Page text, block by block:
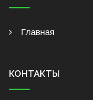
Главная
КОНТАКТЫ